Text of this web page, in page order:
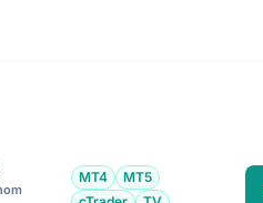
MT4
MT5